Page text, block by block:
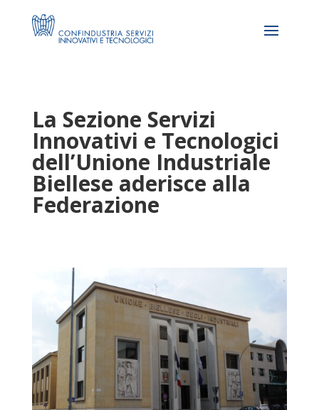
La Sezione Servizi
Innovativi e Tecnologici
dell’Unione Industriale
Biellese aderisce alla
Federazione